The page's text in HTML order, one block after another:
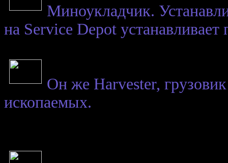
Миноукладчик.
на Service Depot
Он же Harvester,
ископаемых.